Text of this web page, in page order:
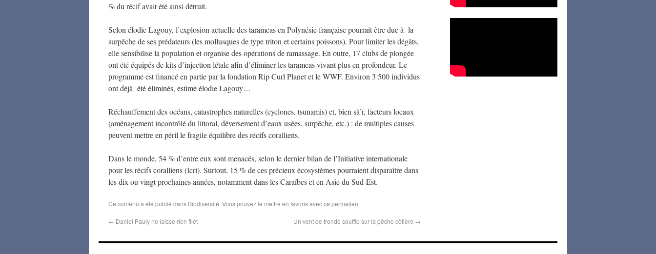
% du récif avait été ainsi détruit.
Selon élodie Lagouy, l’explosion actuelle des tarameas en Polynésie française pourrait être due à la
surpêche de ses prédateurs (les mollusques de type triton et certains poissons). Pour limiter les dégâts,
elle sensibilise la population et organise des opérations de ramassage. En outre, 17 clubs de plongée
ont été équipés de kits d’injection létale afin d’éliminer les tarameas vivant plus en profondeur. Le
programme est financé en partie par la fondation Rip Curl Planet et le WWF. Environ 3 500 individus
ont déjà été éliminés, estime élodie Lagouy…
Réchauffement des océans, catastrophes naturelles (cyclones, tsunamis) et, bien sà’r, facteurs locaux
(aménagement incontrôlé du littoral, déversement d’eaux usées, surpêche, etc.) : de multiples causes
peuvent mettre en péril le fragile équilibre des récifs coralliens.
Dans le monde, 54 % d’entre eux sont menacés, selon le dernier bilan de l’Initiative internationale
pour les récifs coralliens (Icri). Surtout, 15 % de ces précieux écosystèmes pourraient disparaître dans
les dix ou vingt prochaines années, notamment dans les Caraïbes et en Asie du Sud-Est.
Ce contenu a été publié dans Biodiversité. Vous pouvez le mettre en favoris avecce permalien.
← Daniel Pauly ne laisse rien filet Un vent de fronde souffle sur la pêche côtière →